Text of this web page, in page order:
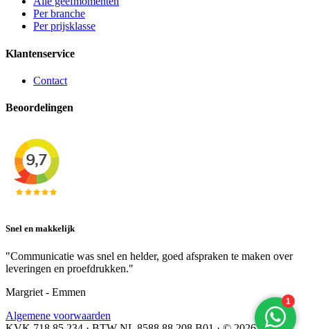
Per branche
Per prijsklasse
Klantenservice
Contact
Beoordelingen
Snel en makkelijk
"Communicatie was snel en helder, goed afspraken te maken over
leveringen en proefdrukken."
Margriet - Emmen
Algemene voorwaarden